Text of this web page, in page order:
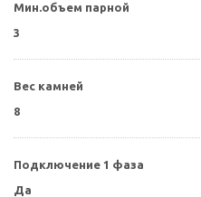
Мин.объем парной
3
Вес камней
8
Подключение 1 фаза
Да